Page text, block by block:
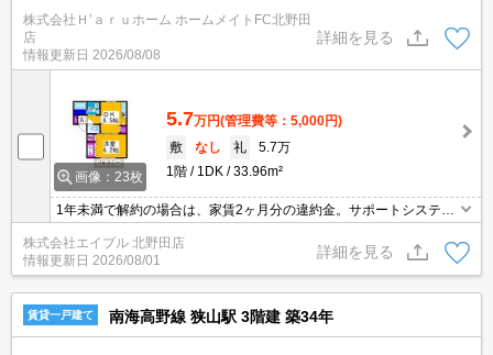
株式会社Ｈ’ａｒｕホーム ホームメイトFC北野田
店
情報更新日 2026/08/08
詳細を見る
画像：23枚
5.7万円(管理費等：5,000円)
敷
なし 礼
5.7万
1階
1DK 33.96m²
1年未満で解約の場合は、家賃2ヶ月分の違約金。サポートシステム
株式会社エイブル 北野田店
情報更新日 2026/08/01
詳細を見る
賃貸一戸建て 南海高野線 狭山駅 3階建 築34年